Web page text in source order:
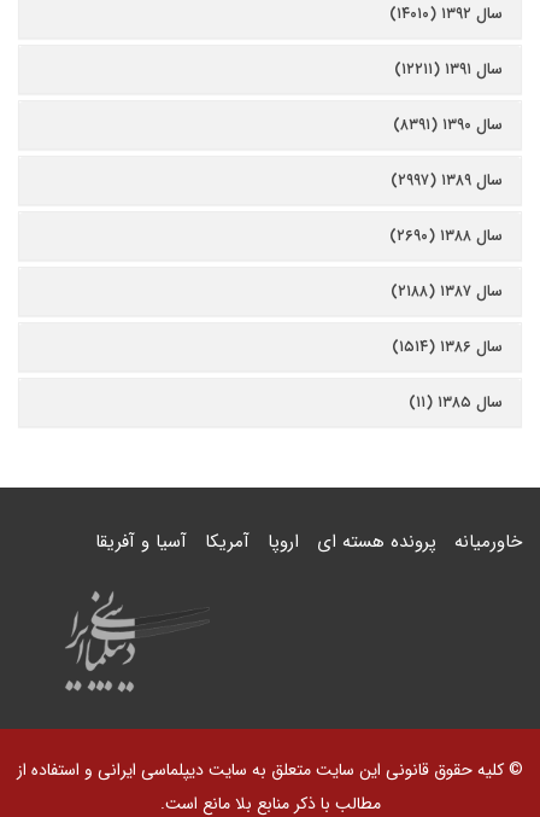
سال ۱۳۹۲ (۱۴۰۱۰)
سال ۱۳۹۱ (۱۲۲۱۱)
سال ۱۳۹۰ (۸۳۹۱)
سال ۱۳۸۹ (۲۹۹۷)
سال ۱۳۸۸ (۲۶۹۰)
سال ۱۳۸۷ (۲۱۸۸)
سال ۱۳۸۶ (۱۵۱۴)
سال ۱۳۸۵ (۱۱)
خاورمیانه پرونده هسته ای اروپا آمریکا آسیا و آفریقا
© کلیه حقوق قانونی این سایت متعلق به سایت دیپلماسی ایرانی و استفاده از
مطالب با ذکر منابع بلا مانع است.